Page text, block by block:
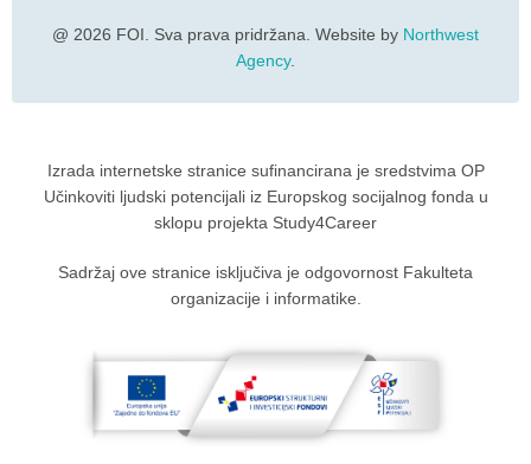
@ 2026 FOI. Sva prava pridržana. Website by Northwest
Agency.
Izrada internetske stranice sufinancirana je sredstvima OP
Učinkoviti ljudski potencijali iz Europskog socijalnog fonda u
sklopu projekta Study4Career
Sadržaj ove stranice isključiva je odgovornost Fakulteta
organizacije i informatike.